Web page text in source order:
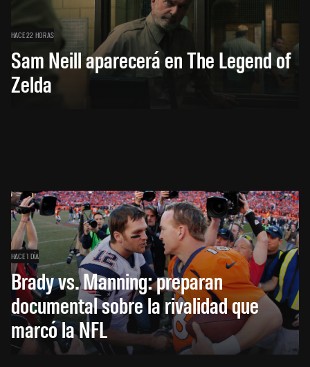
HACE 22 HORAS
Sam Neill aparecerá en The Legend of
Zelda
HACE 1 DÍA
Brady vs. Manning: preparan
documental sobre la rivalidad que
marcó la NFL